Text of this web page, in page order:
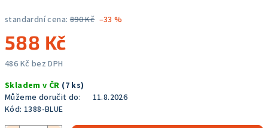
standardní cena: 890 Kč –33 %
588 Kč
486 Kč bez DPH
cena:
Skladem v ČR (7 ks)
Můžeme doručit do:
11.8.2026
Kód: 1388-BLUE